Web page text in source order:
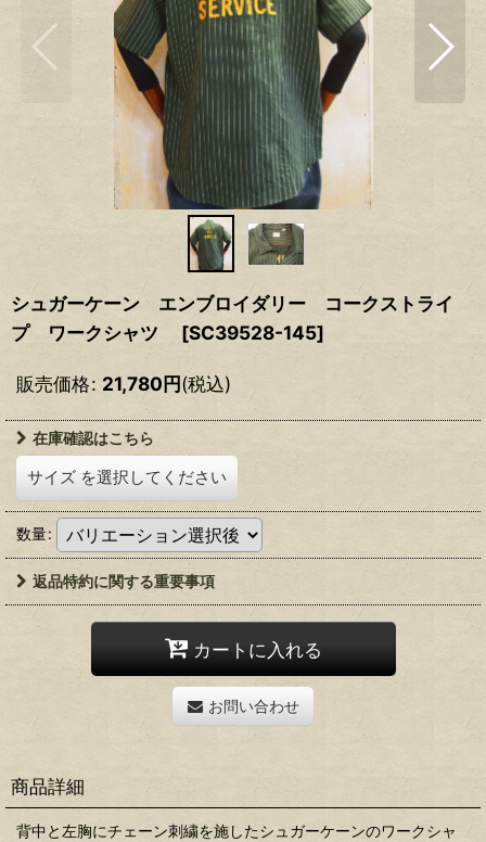
シュガーケーン エンブロイダリー コークストライ
プ ワークシャツ
[SC39528-145]
販売価格: 21,780円(税込)
在庫確認はこちら
サイズ を選択してください
数量:
返品特約に関する重要事項
カートに入れる
お問い合わせ
商品詳細
背中と左胸にチェーン刺繍を施したシュガーケーンのワークシャ